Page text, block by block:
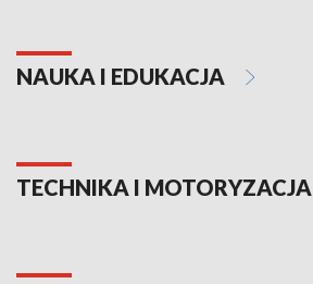
NAUKA I EDUKACJA
TECHNIKA I MOTORYZACJA